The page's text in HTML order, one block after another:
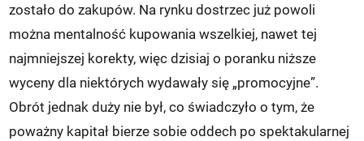
zostało do zakupów. Na rynku dostrzec już powoli
można mentalność kupowania wszelkiej, nawet tej
najmniejszej korekty, więc dzisiaj o poranku niższe
wyceny dla niektórych wydawały się „promocyjne”.
Obrót jednak duży nie był, co świadczyło o tym, że
poważny kapitał bierze sobie oddech po spektakularnej